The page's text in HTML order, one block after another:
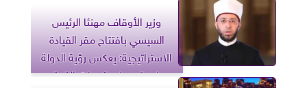
وزير الأوقاف مهنئا الرئيس
السيسي بافتتاح مقر القيادة
الاستراتيجية: يعكس رؤية الدولة
في ترسيخ مقومات القوة